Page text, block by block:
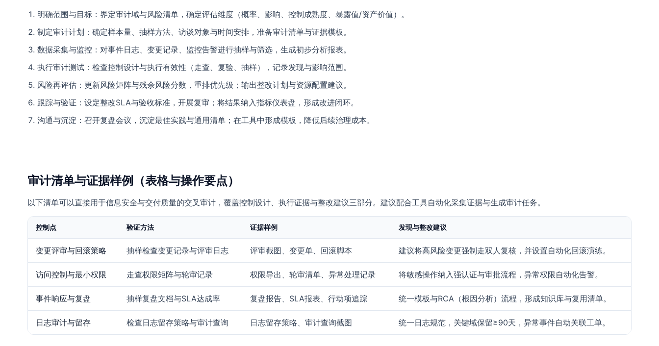
明确范围与目标：界定审计域与风险清单，确定评估维度（概率、影响、控制成熟度、暴露值/资产价值）。
制定审计计划：确定样本量、抽样方法、访谈对象与时间安排，准备审计清单与证据模板。
数据采集与监控：对事件日志、变更记录、监控告警进行抽样与筛选，生成初步分析报表。
执行审计测试：检查控制设计与执行有效性（走查、复验、抽样），记录发现与影响范围。
风险再评估：更新风险矩阵与残余风险分数，重排优先级；输出整改计划与资源配置建议。
跟踪与验证：设定整改SLA与验收标准，开展复审；将结果纳入指标仪表盘，形成改进闭环。
沟通与沉淀：召开复盘会议，沉淀最佳实践与通用清单；在工具中形成模板，降低后续治理成本。
审计清单与证据样例（表格与操作要点）
以下清单可以直接用于信息安全与交付质量的交叉审计，覆盖控制设计、执行证据与整改建议三部分。建议配合工具自动化采集证据与生成审计任务。
控制点 验证方法 证据样例 发现与整改建议
变更评审与回滚策略 抽样检查变更记录与评审日志 评审截图、变更单、回滚脚本 建议将高风险变更强制走双人复核，并设置自动化回滚演练。
访问控制与最小权限 走查权限矩阵与轮审记录 权限导出、轮审清单、异常处理记录 将敏感操作纳入强认证与审批流程，异常权限自动化告警。
事件响应与复盘 抽样复盘文档与SLA达成率 复盘报告、SLA报表、行动项追踪 统一模板与RCA（根因分析）流程，形成知识库与复用清单。
日志审计与留存 检查日志留存策略与审计查询 日志留存策略、审计查询截图 统一日志规范，关键域保留≥90天，异常事件自动关联工单。